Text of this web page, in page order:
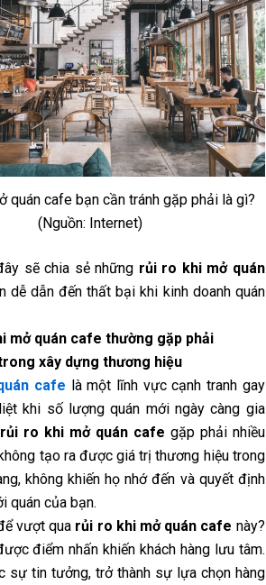
quán cafe bạn cần tránh gặp phải là gì?
(Nguồn: Internet)
sẽ chia sẻ những rủi ro khi mở quán
dễ dẫn đến thất bại khi kinh doanh quán
mở quán cafe thường gặp phải
xây dựng thương hiệu
cafe là một lĩnh vực cạnh tranh gay
khi số lượng quán mới ngày càng gia
rủi ro khi mở quán cafe gặp phải nhiều
tạo ra được giá trị thương hiệu trong
không khiến họ nhớ đến và quyết định
quán của bạn.
vượt qua rủi ro khi mở quán cafe này?
điểm nhấn khiến khách hàng lưu tâm.
sự tin tưởng, trở thành sự lựa chọn hàng